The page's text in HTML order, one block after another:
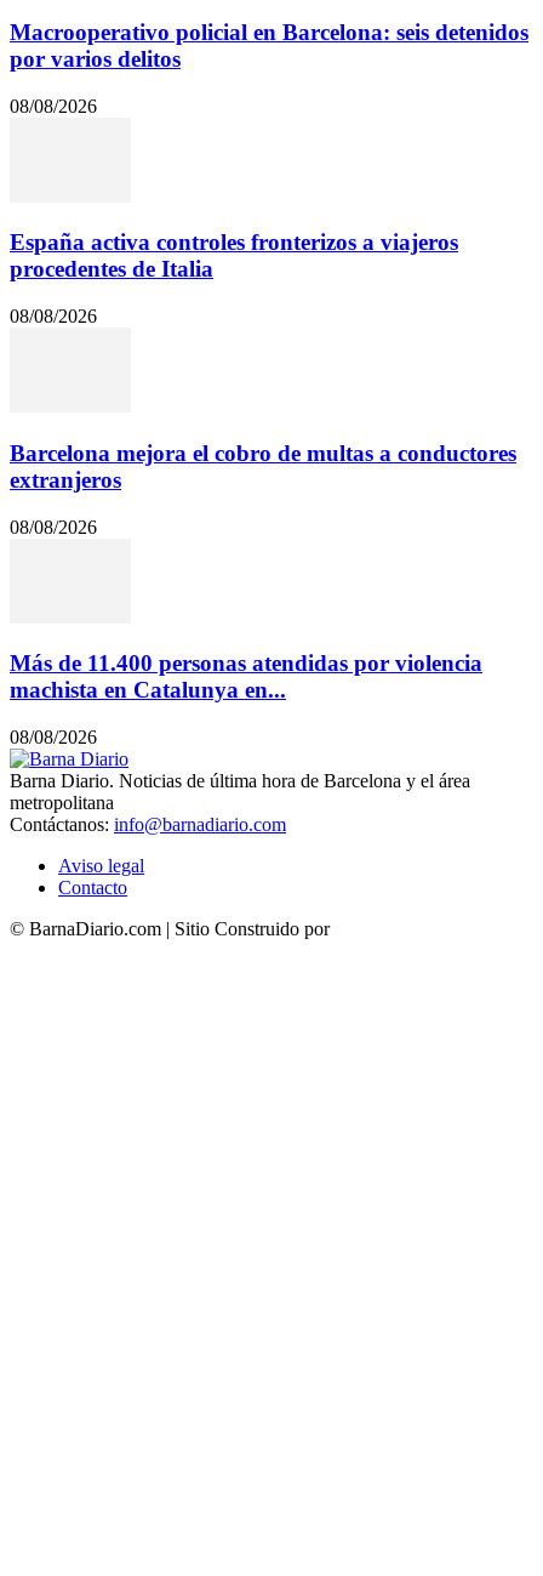
Macrooperativo policial en Barcelona: seis detenidos
por varios delitos
08/08/2026
España activa controles fronterizos a viajeros
procedentes de Italia
08/08/2026
Barcelona mejora el cobro de multas a conductores
extranjeros
08/08/2026
Más de 11.400 personas atendidas por violencia
machista en Catalunya en...
08/08/2026
Barna Diario. Noticias de última hora de Barcelona y el área
metropolitana
Contáctanos: info@barnadiario.com
Aviso legal
Contacto
© BarnaDiario.com | Sitio Construido por